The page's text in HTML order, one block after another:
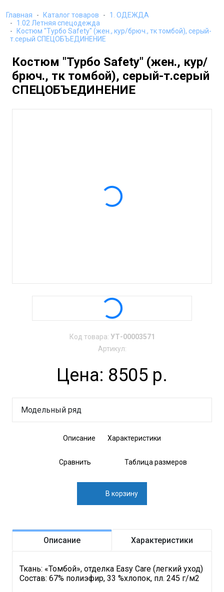
Главная Каталог товаров
1. ОДЕЖДА
1.02 Летняя спецодежда
Костюм "Турбо Safety" (жен., кур/брюч., тк томбой), серый-
т.серый СПЕЦОБЪЕДИНЕНИЕ
Костюм "Турбо Safety" (жен., кур/
брюч., тк томбой), серый-т.серый
СПЕЦОБЪЕДИНЕНИЕ
Код товара: УТ-00003571
Артикул:
Цена: 8505 р.
Модельный ряд
Описание Характеристики
Сравнить Таблица размеров
В корзину
Описание Характеристики
Ткань: «Томбой», отделка Easy Care (легкий уход)
Состав: 67% полиэфир, 33 %хлопок, пл. 245 г/м2